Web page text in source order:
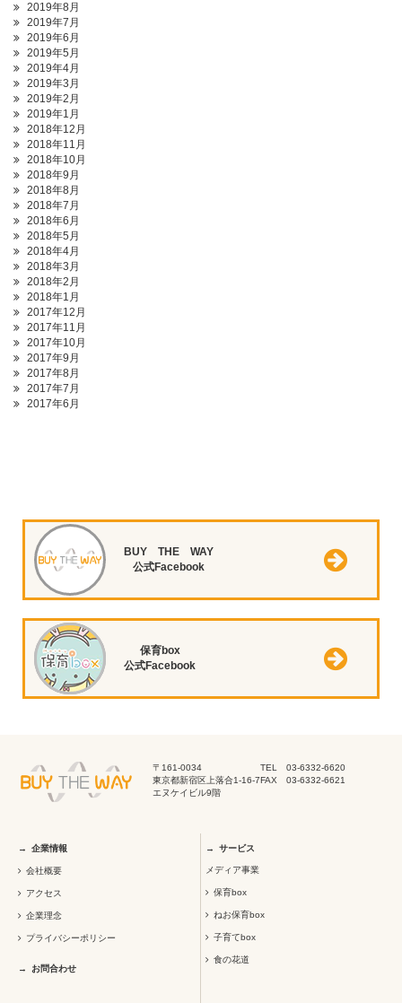
2019年8月
2019年7月
2019年6月
2019年5月
2019年4月
2019年3月
2019年2月
2019年1月
2018年12月
2018年11月
2018年10月
2018年9月
2018年8月
2018年7月
2018年6月
2018年5月
2018年4月
2018年3月
2018年2月
2018年1月
2017年12月
2017年11月
2017年10月
2017年9月
2017年8月
2017年7月
2017年6月
BUY THE WAY
公式Facebook
保育box
公式Facebook
〒161-0034
東京都新宿区上落合1-16-7
エヌケイビル9階
TEL 03-6332-6620
FAX 03-6332-6621
企業情報
会社概要
アクセス
企業理念
プライバシーポリシー
お問合わせ
サービス
メディア事業
保育box
ねお保育box
子育てbox
食の花道